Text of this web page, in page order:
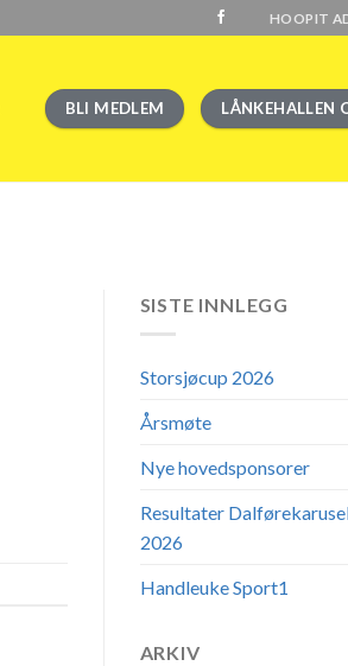
HOOPIT
BLI MEDLEM LÅNKEHALLEN
SISTE INNLEGG
Storsjøcup 2026
Årsmøte
Nye hovedsponsorer
Resultater
2026
Handleuke Sport1
ARKIV